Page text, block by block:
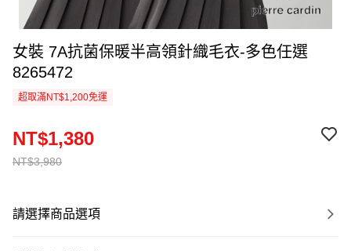
女裝 7A抗菌保暖半高領針織毛衣-多色任選
8265472
超取滿NT$1,200免運
NT$3,980
NT$1,380
請選擇商品選項